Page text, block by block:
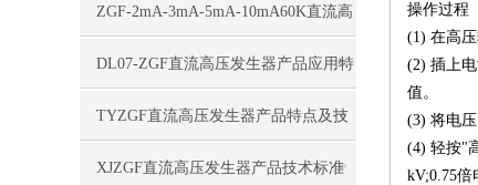
术特点
ZGF-2mA-3mA-5mA-10mA60K直流高
压发生器技术特点
DL07-ZGF直流高压发生器产品应用特
点
TYZGF直流高压发生器产品特点及技
术指标
XJZGF直流高压发生器产品技术标准
操作过程
(1) 在高
(2) 插上
值。
(3) 将电
(4) 轻按"
kV;0.75倍